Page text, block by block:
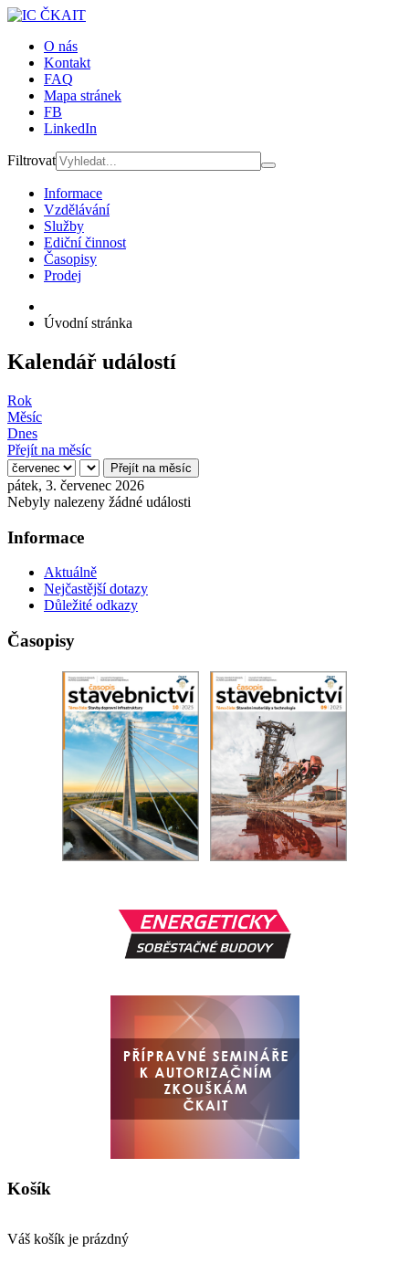
O nás
Kontakt
FAQ
Mapa stránek
FB
LinkedIn
Filtrovat
Informace
Vzdělávání
Služby
Ediční činnost
Časopisy
Prodej
Úvodní stránka
Kalendář událostí
Rok
Měsíc
Dnes
Přejít na měsíc
Přejít na měsíc
pátek, 3. červenec 2026
Nebyly nalezeny žádné události
Informace
Aktuálně
Nejčastější dotazy
Důležité odkazy
Časopisy
Košík
Váš košík je prázdný